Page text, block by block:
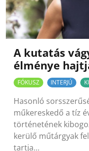
A kutatás
élménye
FÓKUSZ INTERJÚ
Hasonló
műkereskedő a tíz
történetének
kerülő műtárgyak
tartja…